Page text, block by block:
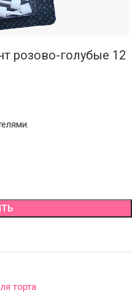
розово-голубые 12
торта